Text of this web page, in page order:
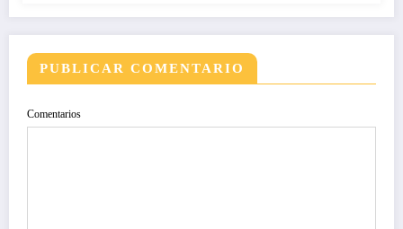
PUBLICAR COMENTARIO
Comentarios